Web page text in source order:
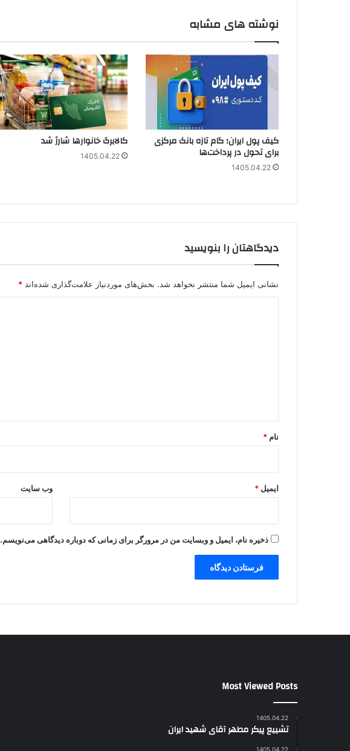
نوشته های مشابه
کیف پول ایران؛ گام تازه بانک مرکزی
برای تحول در پرداخت‌ها
1405.04.22
کالابرگ خانوارها شارژ شد
1405.04.22
دیدگاهتان را بنویسید
نشانی ایمیل شما منتشر نخواهد شد. بخش‌های موردنیاز علامت‌گذاری شده‌اند *
نام *
ایمیل * وب‌ سایت
ذخیره نام، ایمیل و وبسایت من در مرورگر برای زمانی که دوباره دیدگاهی می‌نویسم.
Most Viewed Posts
1405.04.22
تشییع پیکر مطهر آقای شهید ایران
1405.04.22